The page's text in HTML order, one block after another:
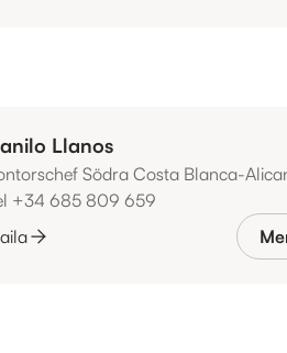
Llanos
Södra Costa Blanca-
+34 685 809 659